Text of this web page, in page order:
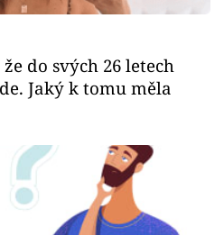
do svých 26 letech
Jaký k tomu měla